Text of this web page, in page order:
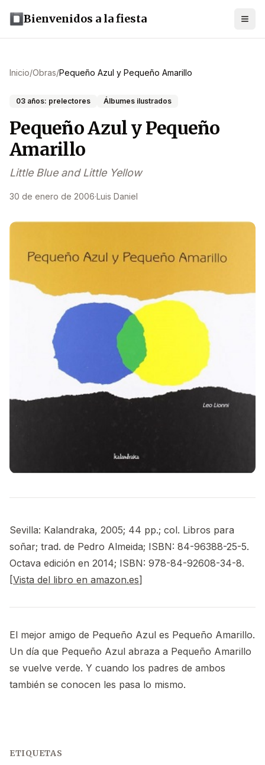
Bienvenidos a la fiesta
Inicio/Obras/Pequeño Azul y Pequeño Amarillo
03 años: prelectores Álbumes ilustrados
Pequeño Azul y Pequeño
Amarillo
Little Blue and Little Yellow
30 de enero de 2006·Luis Daniel
Sevilla: Kalandraka, 2005; 44 pp.; col. Libros para
soñar; trad. de Pedro Almeida; ISBN: 84-96388-25-5.
Octava edición en 2014; ISBN: 978-84-92608-34-8.
[Vista del libro en amazon.es]
El mejor amigo de Pequeño Azul es Pequeño Amarillo.
Un día que Pequeño Azul abraza a Pequeño Amarillo
se vuelve verde. Y cuando los padres de ambos
también se conocen les pasa lo mismo.
ETIQUETAS